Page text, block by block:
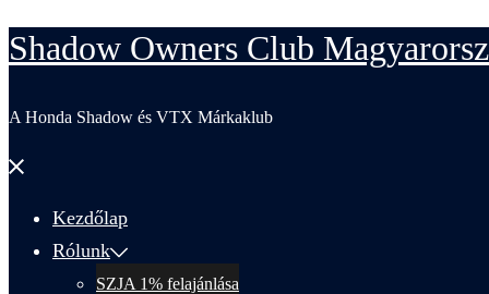
Shadow Owners Club
A Honda Shadow és VTX Márkaklub
Close
Kezdőlap
Rólunk
SZJA 1% felajánlása